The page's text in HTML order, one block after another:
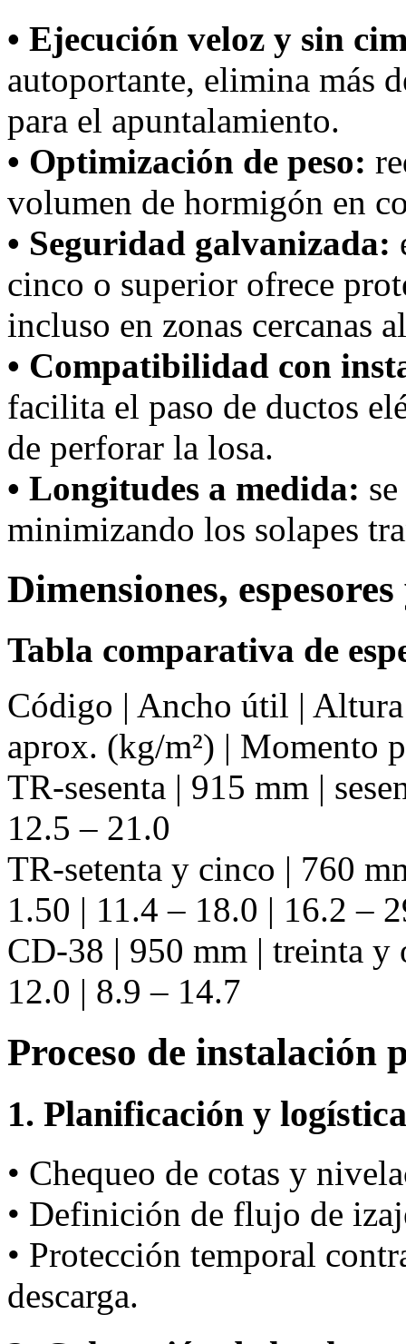
• Ejecución veloz y sin
autoportante, elimina más
para el apuntalamiento.
• Optimización de peso:
volumen de hormigón en
• Seguridad galvanizada:
cinco o superior ofrece
incluso en zonas cercanas
• Compatibilidad con
facilita el paso de ductos
de perforar la losa.
• Longitudes a medida:
minimizando los solapes
Dimensiones,
Tabla comparativa de
Código | Ancho útil |
aprox. (kg/m²) | Momento
TR-sesenta | 915 mm |
12.5 – 21.0
TR-setenta y cinco | 760
1.50 | 11.4 – 18.0 | 16.2 –
CD-38 | 950 mm | treinta y
12.0 | 8.9 – 14.7
Proceso de instalación
1. Planificación y
• Chequeo de cotas y
• Definición de flujo de
• Protección temporal
descarga.